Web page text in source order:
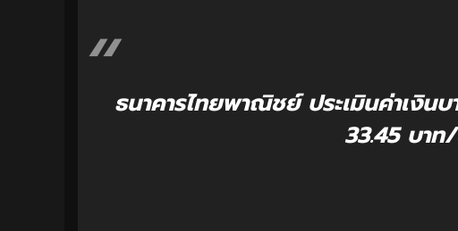
ธนาคารไทยพาณิชย์ ประเมินค่าเงิน
33.45 บาท